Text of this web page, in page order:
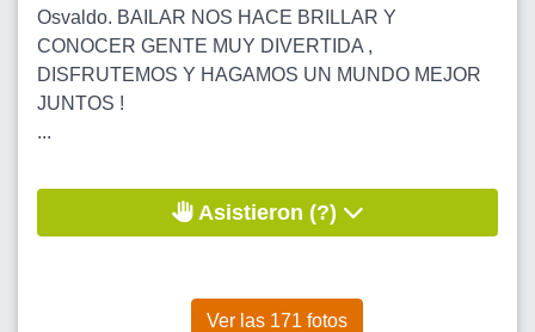
Osvaldo. BAILAR NOS HACE BRILLAR Y
CONOCER GENTE MUY DIVERTIDA ,
DISFRUTEMOS Y HAGAMOS UN MUNDO MEJOR
JUNTOS !
...
Asistieron (?)
Ver las 171 fotos